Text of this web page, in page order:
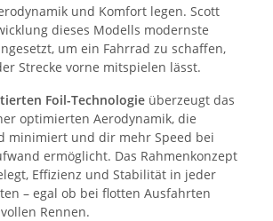
und Komfort legen. Scott
dieses Modells modernste
um ein Fahrrad zu schaffen,
Strecke vorne mitspielen lässt.
Foil-Technologie überzeugt das
optimierten Aerodynamik, die
minimiert und dir mehr Speed bei
ermöglicht. Das Rahmenkonzept
Effizienz und Stabilität in jeder
– egal ob bei flotten Ausfahrten
Rennen.